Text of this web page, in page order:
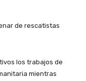
de rescatistas
los trabajos de
mientras